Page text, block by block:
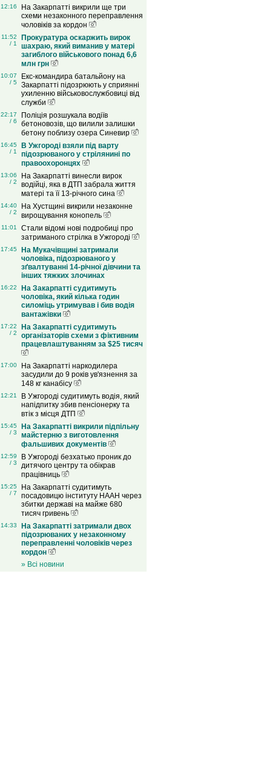
12:16
На Закарпатті викрили ще три
схеми незаконного переправлення
чоловіків за кордон
11:52
/ 1
Прокуратура оскаржить вирок
шахраю, який виманив у матері
загиблого військового понад 6,6
млн грн
10:07
/ 5
Екс-командира батальйону на
Закарпатті підозрюють у сприянні
ухиленню військовослужбовиці від
служби
22:17
/ 6
Поліція розшукала водіїв
бетоновозів, що вилили залишки
бетону поблизу озера Синевир
16:45
/ 1
В Ужгороді взяли під варту
підозрюваного у стрілянині по
правоохоронцях
13:06
/ 2
На Закарпатті винесли вирок
водійці, яка в ДТП забрала життя
матері та її 13-річного сина
14:40
/ 2
На Хустщині викрили незаконне
вирощування конопель
11:01
Стали відомі нові подробиці про
затриманого стрілка в Ужгороді
17:45
На Мукачівщині затримали
чоловіка, підозрюваного у
зґвалтуванні 14-річної дівчини та
інших тяжких злочинах
16:22
На Закарпатті судитимуть
чоловіка, який кілька годин
силоміць утримував і бив водія
вантажівки
17:22
/ 2
На Закарпатті судитимуть
організаторів схеми з фіктивним
працевлаштуванням за $25 тисяч
17:00
На Закарпатті наркодилера
засудили до 9 років ув'язнення за
148 кг канабісу
12:21
В Ужгороді судитимуть водія, який
напідпитку збив пенсіонерку та
втік з місця ДТП
15:45
/ 3
На Закарпатті викрили підпільну
майстерню з виготовлення
фальшивих документів
12:59
/ 3
В Ужгороді безхатько проник до
дитячого центру та обікрав
працівниць
15:25
/ 7
На Закарпатті судитимуть
посадовицю інституту НААН через
збитки державі на майже 680
тисяч гривень
14:33
На Закарпатті затримали двох
підозрюваних у незаконному
переправленні чоловіків через
кордон
» Всі новини